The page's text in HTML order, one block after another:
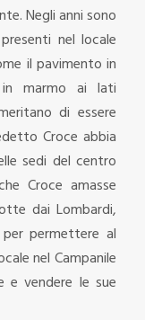
Negli anni sono
nel locale
il pavimento in
in marmo ai lati
di essere
Croce abbia
sedi del centro
Croce amasse
dai Lombardi,
permettere al
nel Campanile
e vendere le sue